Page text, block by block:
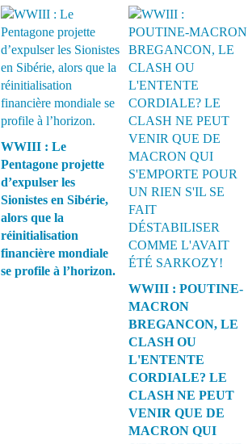
WWIII : Le
Pentagone projette
d’expulser les
Sionistes en Sibérie,
alors que la
réinitialisation
financière mondiale
se profile à l’horizon.
WWIII : POUTINE-
MACRON
BREGANCON, LE
CLASH OU
L'ENTENTE
CORDIALE? LE
CLASH NE PEUT
VENIR QUE DE
MACRON QUI